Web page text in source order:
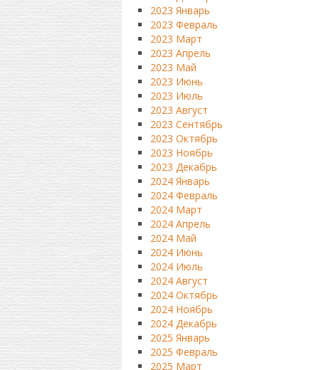
2023 Январь
2023 Февраль
2023 Март
2023 Апрель
2023 Май
2023 Июнь
2023 Июль
2023 Август
2023 Сентябрь
2023 Октябрь
2023 Ноябрь
2023 Декабрь
2024 Январь
2024 Февраль
2024 Март
2024 Апрель
2024 Май
2024 Июнь
2024 Июль
2024 Август
2024 Октябрь
2024 Ноябрь
2024 Декабрь
2025 Январь
2025 Февраль
2025 Март